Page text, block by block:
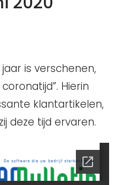
is verschenen,
Hierin
klantartikelen,
deze tijd ervaren.